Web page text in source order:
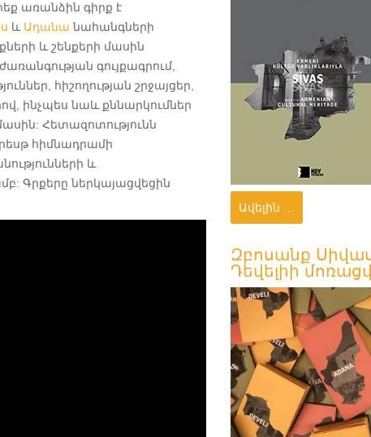
առանձին գիրք է
և Ադանա նահանգների
և շենքերի մասին
գույքագրում,
հիշողության շրջայցեր,
ինչպես նաև քննարկումներ
Հետազոտությունն
հիմնադրամի
և
Գրքերը ներկայացվեցին
Ավելին …
Զբոսանք
Դեվելիի